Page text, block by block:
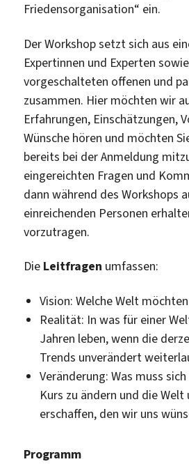
Friedensorganisation“ ein.
Der Workshop setzt sich aus
Expertinnen und Experten
vorgeschalteten offenen und
zusammen. Hier möchten wir
Erfahrungen, Einschätzungen,
Wünsche hören und möchten
bereits bei der Anmeldung
eingereichten Fragen und
dann während des Workshops
einreichenden Personen
vorzutragen.
Die Leitfragen umfassen:
Vision: Welche Welt
Realität: In was für einer
Jahren leben, wenn die
Trends unverändert
Veränderung: Was muss
Kurs zu ändern und die Welt
erschaffen, den wir uns
Programm